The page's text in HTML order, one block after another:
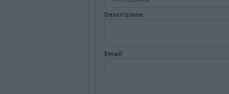
Descrizione
Email